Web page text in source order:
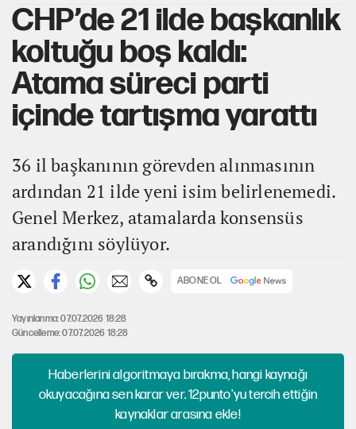
CHP’de 21 ilde başkanlık
koltuğu boş kaldı:
Atama süreci parti
içinde tartışma yarattı
36 il başkanının görevden alınmasının
ardından 21 ilde yeni isim belirlenemedi.
Genel Merkez, atamalarda konsensüs
arandığını söylüyor.
ABONE OL
Yayınlanma: 07.07.2026 18:28
Güncelleme: 07.07.2026 18:28
Haberlerini algoritmaya bırakma, hangi kaynağı
okuyacağına sen karar ver. 12punto'yu tercih ettiğin
kaynaklar arasına ekle!